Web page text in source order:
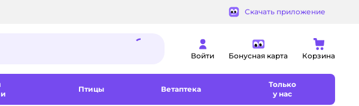
Скачать приложение
Войти Бонусная карта Корзина
Птицы Ветаптека
Только
у нас